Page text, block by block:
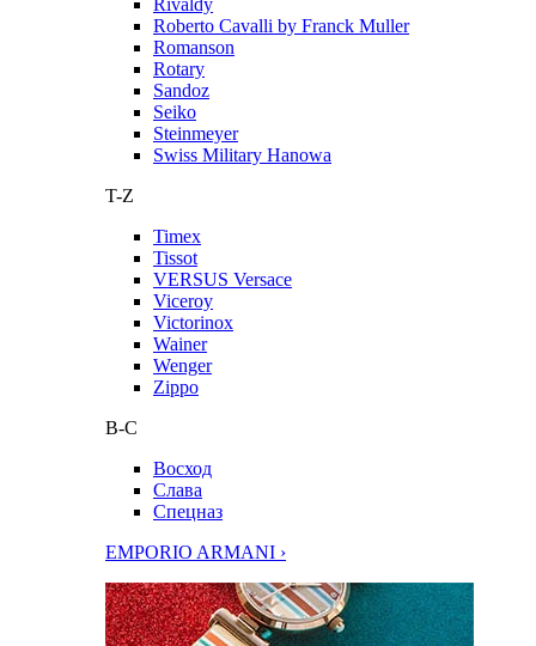
Rivaldy
Roberto Cavalli by Franck Muller
Romanson
Rotary
Sandoz
Seiko
Steinmeyer
Swiss Military Hanowa
T-Z
Timex
Tissot
VERSUS Versace
Viceroy
Victorinox
Wainer
Wenger
Zippo
В-С
Восход
Слава
Спецназ
EMPORIO ARMANI ›